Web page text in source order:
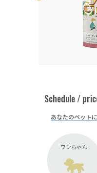
Schedule /
あなたのペット
ワンちゃん